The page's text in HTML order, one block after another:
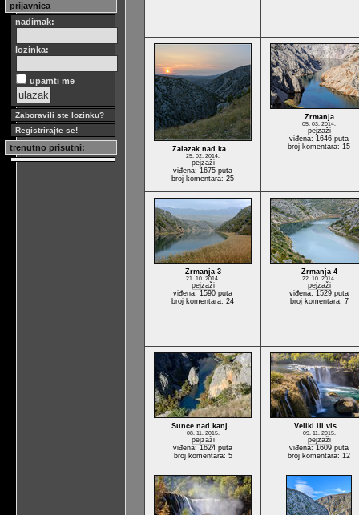
prijavnica
nadimak:
lozinka:
upamti me
Zaboravili ste lozinku?
Registrirajte se!
trenutno prisutni: Zalazak nad ka…
25. 02. 2014.
pejzaži
viđena: 1675 puta
broj komentara: 25
Zrmanja
05. 03. 2014.
pejzaži
viđena: 1646 puta
broj komentara: 15
Zrmanja 3
21. 10. 2014.
pejzaži
viđena: 1590 puta
broj komentara: 24
Zrmanja 4
22. 10. 2014.
pejzaži
viđena: 1529 puta
broj komentara: 7
Sunce nad kanj…
08. 11. 2015.
pejzaži
viđena: 1624 puta
broj komentara: 5
Veliki ili vis…
09. 11. 2015.
pejzaži
viđena: 1609 puta
broj komentara: 12